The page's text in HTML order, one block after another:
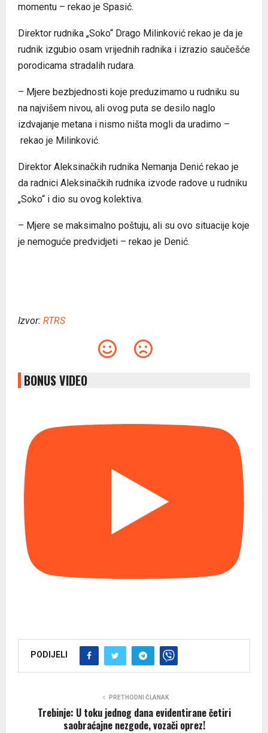
momentu – rekao je Spasić.
Direktor rudnika „Soko“ Drago Milinković rekao je da je
rudnik izgubio osam vrijednih radnika i izrazio saučešće
porodicama stradalih rudara.
– Mjere bezbjednosti koje preduzimamo u rudniku su
na najvišem nivou, ali ovog puta se desilo naglo
izdvajanje metana i nismo ništa mogli da uradimo –
rekao je Milinković.
Direktor Aleksinačkih rudnika Nemanja Denić rekao je
da radnici Aleksinačkih rudnika izvode radove u rudniku
„Soko“ i dio su ovog kolektiva.
– Mjere se maksimalno poštuju, ali su ovo situacije koje
je nemoguće predvidjeti – rekao je Denić.
Izvor: RTRS
BONUS VIDEO
PODIJELI
PRETHODNI ČLANAK
Trebinje: U toku jednog dana evidentirane četiri
saobraćajne nezgode, vozači oprez!